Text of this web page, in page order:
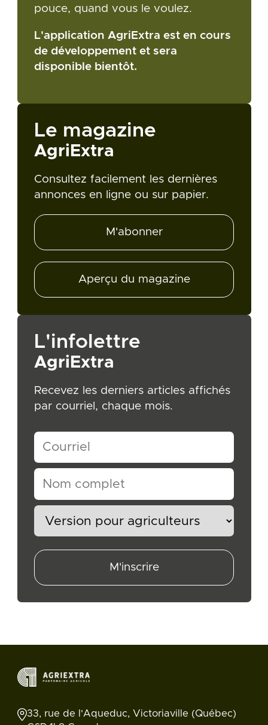
pouce, quand vous le voulez.
L'application AgriExtra est en cours
de développement et sera
disponible bientôt.
Le magazine
AgriExtra
Consultez facilement les dernières
annonces en ligne ou sur papier.
M'abonner
Aperçu du magazine
L'infolettre
AgriExtra
Recevez les derniers articles affichés
par courriel, chaque mois.
M'inscrire
33, rue de l'Aqueduc, Victoriaville (Québec)